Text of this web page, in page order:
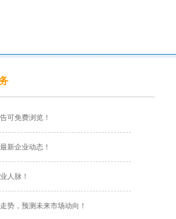
可免费浏览！
新企业动态！
人脉！
势，预测未来市场动向！